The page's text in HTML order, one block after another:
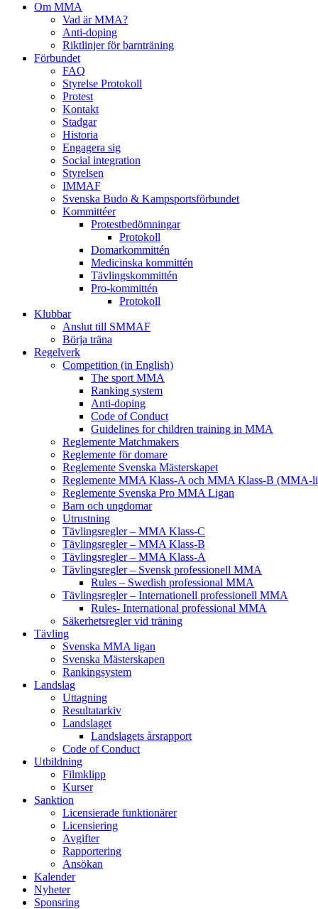
Om MMA
Vad är MMA?
Anti-doping
Riktlinjer för barnträning
Förbundet
FAQ
Styrelse Protokoll
Protest
Kontakt
Stadgar
Historia
Engagera sig
Social integration
Styrelsen
IMMAF
Svenska Budo & Kampsportsförbundet
Kommittéer
Protestbedömningar
Protokoll
Domarkommittén
Medicinska kommittén
Tävlingskommittén
Pro-kommittén
Protokoll
Klubbar
Anslut till SMMAF
Börja träna
Regelverk
Competition (in English)
The sport MMA
Ranking system
Anti-doping
Code of Conduct
Guidelines for children training in MMA
Reglemente Matchmakers
Reglemente för domare
Reglemente Svenska Mästerskapet
Reglemente MMA Klass-A och MMA Klass-B (MMA-
Reglemente Svenska Pro MMA Ligan
Barn och ungdomar
Utrustning
Tävlingsregler – MMA Klass-C
Tävlingsregler – MMA Klass-B
Tävlingsregler – MMA Klass-A
Tävlingsregler – Svensk professionell MMA
Rules – Swedish professional MMA
Tävlingsregler – Internationell professionell MMA
Rules- International professional MMA
Säkerhetsregler vid träning
Tävling
Svenska MMA ligan
Svenska Mästerskapen
Rankingsystem
Landslag
Uttagning
Resultatarkiv
Landslaget
Landslagets årsrapport
Code of Conduct
Utbildning
Filmklipp
Kurser
Sanktion
Licensierade funktionärer
Licensiering
Avgifter
Rapportering
Ansökan
Kalender
Nyheter
Sponsring